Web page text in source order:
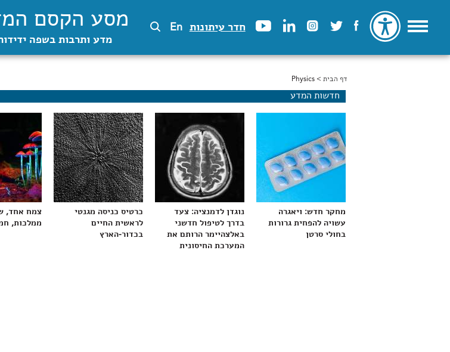
חדר עיתונות En מסע הקסם
מדע ותרבות בשפה
הינך נמצא כאן
דף הבית > Physics
חדשות המדע
מחקר חדש: ויאגרה
עשויה להפחית גרורות
בחולי סרטן
נוגדן לדמנציה: צעד
בדרך לטיפול חדשני
באלצהיימר הרותם את
המערכת החיסונית
כרטיס כניסה מגנטי
לראשית החיים
בכדור-הארץ
צמח אחד,
ממלכות,